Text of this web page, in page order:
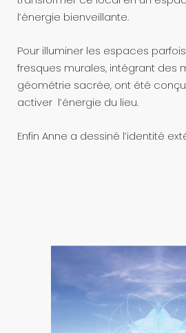
l’énergie bienveillante.
Pour illuminer les espaces
fresques murales, intégrant des
géométrie sacrée, ont été
activer l’énergie du lieu.
Enfin Anne a dessiné l’identité